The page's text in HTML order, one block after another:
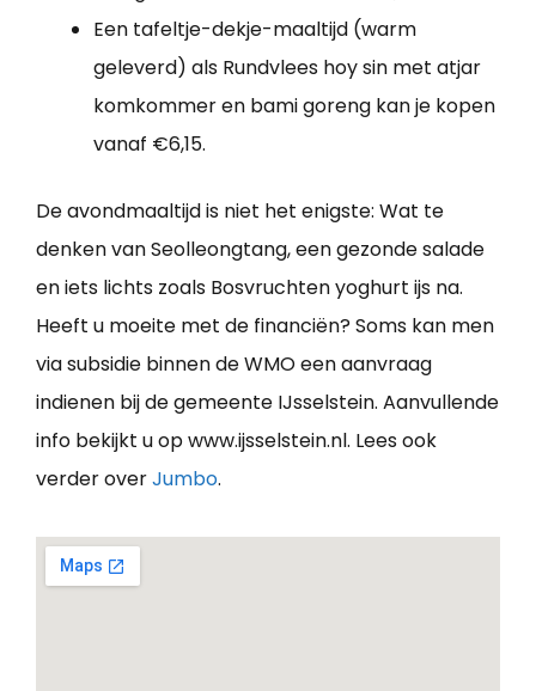
Een tafeltje-dekje-maaltijd (warm
geleverd) als Rundvlees hoy sin met atjar
komkommer en bami goreng kan je kopen
vanaf €6,15.
De avondmaaltijd is niet het enigste: Wat te
denken van Seolleongtang, een gezonde salade
en iets lichts zoals Bosvruchten yoghurt ijs na.
Heeft u moeite met de financiën? Soms kan men
via subsidie binnen de WMO een aanvraag
indienen bij de gemeente IJsselstein. Aanvullende
info bekijkt u op www.ijsselstein.nl. Lees ook
verder overJumbo.